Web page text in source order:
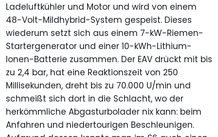
Ladeluftkühler und Motor und wird von einem
48-Volt-Mildhybrid-System gespeist. Dieses
wiederum setzt sich aus einem 7-kW-Riemen-
Startergenerator und einer 10-kWh-Lithium-
Ionen-Batterie zusammen. Der EAV drückt mit bis
zu 2,4 bar, hat eine Reaktionszeit von 250
Millisekunden, dreht bis zu 70.000 U/min und
schmeißt sich dort in die Schlacht, wo der
herkömmliche Abgasturbolader nix kann: beim
Anfahren und niedertourigen Beschleunigen.